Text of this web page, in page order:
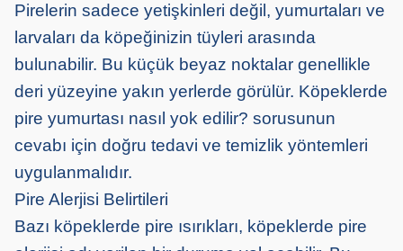
Pirelerin sadece yetişkinleri değil, yumurtaları ve
larvaları da köpeğinizin tüyleri arasında
bulunabilir. Bu küçük beyaz noktalar genellikle
deri yüzeyine yakın yerlerde görülür. Köpeklerde
pire yumurtası nasıl yok edilir? sorusunun
cevabı için doğru tedavi ve temizlik yöntemleri
uygulanmalıdır.
Pire Alerjisi Belirtileri
Bazı köpeklerde pire ısırıkları, köpeklerde pire